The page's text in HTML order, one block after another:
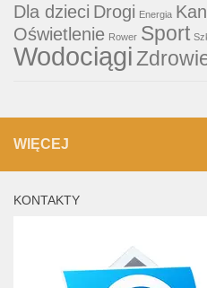
Dla dzieci Drogi Energia
Oświetlenie Rower Sport
Wodociągi
WIĘCEJ
KONTAKTY